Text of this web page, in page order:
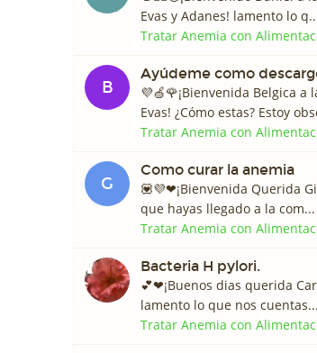
Evas y Adanes! lamento lo
Tratar Anemia con
B
Ayúdeme como
💜🍏🌹¡Bienvenida Belgica
Evas! ¿Cómo estas? Estoy
Tratar Anemia con
G
Como curar la anemia
💟💜❤¡Bienvenida Querida
que hayas llegado a la com...
Tratar Anemia con
Bacteria H pylori.
💕❤¡Buenos dias querida
lamento lo que nos cuentas...
Tratar Anemia con